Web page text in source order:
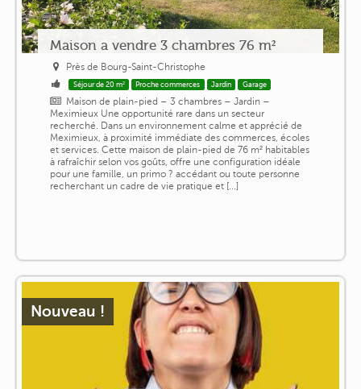
Maison a vendre 3 chambres 76 m²
Près de Bourg-Saint-Christophe
Séjour de 20 m² Proche commerces Jardin Garage
Maison de plain-pied – 3 chambres – Jardin –
Meximieux Une opportunité rare dans un secteur
recherché. Dans un environnement calme et apprécié de
Meximieux, à proximité immédiate des commerces, écoles
et services. Cette maison de plain-pied de 76 m² habitables
à rafraîchir selon vos goûts, offre une configuration idéale
pour une famille, un primo ? accédant ou toute personne
recherchant un cadre de vie pratique et [...]
Nouveau !